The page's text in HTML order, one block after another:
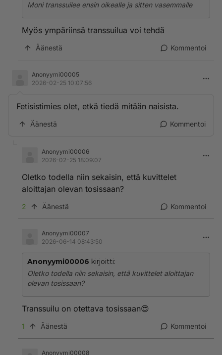
Moni transsuilee ensin oikealle ja sitten vasemmalle
Myös ympäriinsä transsuilua voi tehdä
Äänestä Kommentoi
Anonyymi00005
2026-02-25 10:07:56
Fetisistimies olet, etkä tiedä mitään naisista.
Äänestä Kommentoi
Anonyymi00006
2026-02-25 18:09:07
Oletko todella niin sekaisin, että kuvittelet
aloittajan olevan tosissaan?
2 Äänestä Kommentoi
Anonyymi00007
2026-06-14 08:43:50
Anonyymi00006 kirjoitti:
Oletko todella niin sekaisin, että kuvittelet aloittajan
olevan tosissaan?
Transsuilu on otettava tosissaan😍
1 Äänestä Kommentoi
Anonyymi00008